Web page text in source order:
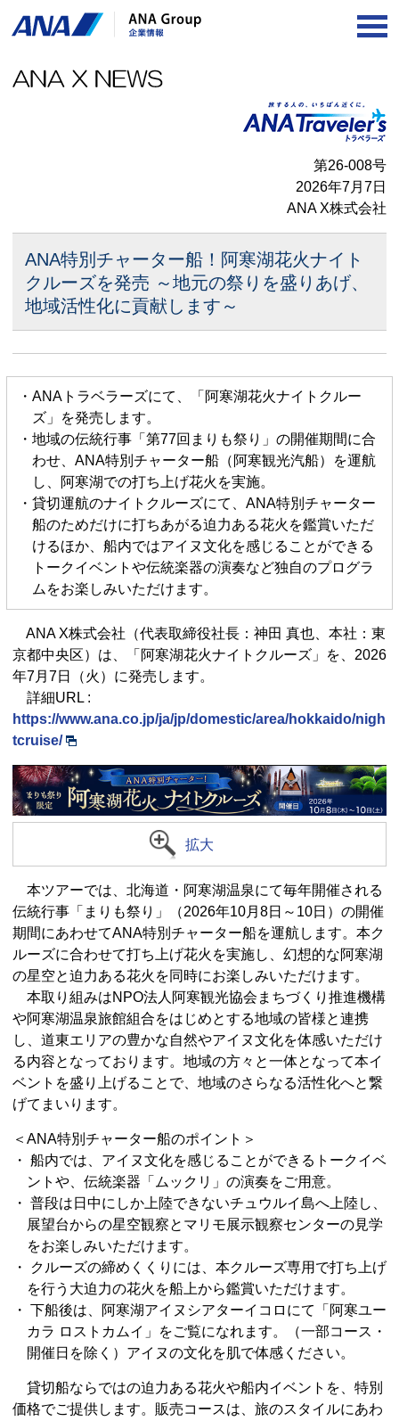
第26-008号
2026年7月7日
ANA X株式会社
ANA特別チャーター船！阿寒湖花火ナイト
クルーズを発売 ～地元の祭りを盛りあげ、
地域活性化に貢献します～
・ANAトラベラーズにて、「阿寒湖花火ナイトクルー
ズ」を発売します。
・地域の伝統行事「第77回まりも祭り」の開催期間に合
わせ、ANA特別チャーター船（阿寒観光汽船）を運航
し、阿寒湖での打ち上げ花火を実施。
・貸切運航のナイトクルーズにて、ANA特別チャーター
船のためだけに打ちあがる迫力ある花火を鑑賞いただ
けるほか、船内ではアイヌ文化を感じることができる
トークイベントや伝統楽器の演奏など独自のプログラ
ムをお楽しみいただけます。
ANA X株式会社（代表取締役社長：神田 真也、本社：東
京都中央区）は、「阿寒湖花火ナイトクルーズ」を、2026
年7月7日（火）に発売します。
詳細URL :
https://www.ana.co.jp/ja/jp/domestic/area/hokkaido/nigh
tcruise/
拡大
本ツアーでは、北海道・阿寒湖温泉にて毎年開催される
伝統行事「まりも祭り」（2026年10月8日～10日）の開催
期間にあわせてANA特別チャーター船を運航します。本ク
ルーズに合わせて打ち上げ花火を実施し、幻想的な阿寒湖
の星空と迫力ある花火を同時にお楽しみいただけます。
本取り組みはNPO法人阿寒観光協会まちづくり推進機構
や阿寒湖温泉旅館組合をはじめとする地域の皆様と連携
し、道東エリアの豊かな自然やアイヌ文化を体感いただけ
る内容となっております。地域の方々と一体となって本イ
ベントを盛り上げることで、地域のさらなる活性化へと繋
げてまいります。
＜ANA特別チャーター船のポイント＞
・ 船内では、アイヌ文化を感じることができるトークイベ
ントや、伝統楽器「ムックリ」の演奏をご用意。
・ 普段は日中にしか上陸できないチュウルイ島へ上陸し、
展望台からの星空観察とマリモ展示観察センターの見学
をお楽しみいただけます。
・ クルーズの締めくくりには、本クルーズ専用で打ち上げ
を行う大迫力の花火を船上から鑑賞いただけます。
・ 下船後は、阿寒湖アイヌシアターイコロにて「阿寒ユー
カラ ロストカムイ」をご覧になれます。（一部コース・
開催日を除く）アイヌの文化を肌で体感ください。
貸切船ならではの迫力ある花火や船内イベントを、特別
価格でご提供します。販売コースは、旅のスタイルにあわ